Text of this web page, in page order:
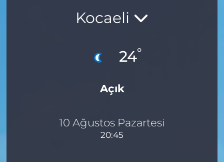
Kocaeli
24°
Açık
10 Ağustos Pazartesi
20:45
GÜNCEL